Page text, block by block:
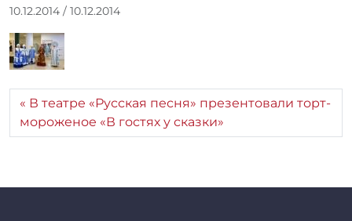
10.12.2014 / 10.12.2014
:
r
r
_
m
В театре «Русская песня» презентовали торт-
мороженое «В гостях у сказки»